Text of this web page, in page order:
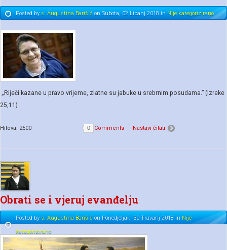
Posted bys. Augustina Barišić onSubota, 02 Lipanj 2018 in Nije kategorizirano
„Riječi kazane u pravo vrijeme, zlatne su jabuke u srebrnim posudama.” (Izreke
25,11)
Comments Nastavi čitati
Hitova: 2500 0
Obrati se i vjeruj evanđelju
Posted bys. Augustina Barišić on Ponedjeljak, 30 Travanj 2018 in Nije
kategorizirano